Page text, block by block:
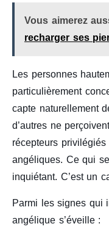
Vous aimerez
recharger ses
Les personnes
particulièrement
capte naturellement
d’autres ne
récepteurs
angéliques. Ce qui
inquiétant. C’est un
Parmi les signes qui
angélique s’éveille :